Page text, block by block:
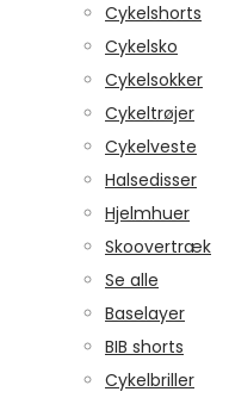
Cykelshorts
Cykelsko
Cykelsokker
Cykeltrøjer
Cykelveste
Halsedisser
Hjelmhuer
Skoovertræk
Se alle
Baselayer
BIB shorts
Cykelbriller